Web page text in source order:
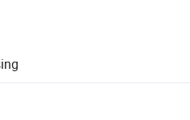
logistiek
voor kwaliteits- en
inclusief terugbetalingen of